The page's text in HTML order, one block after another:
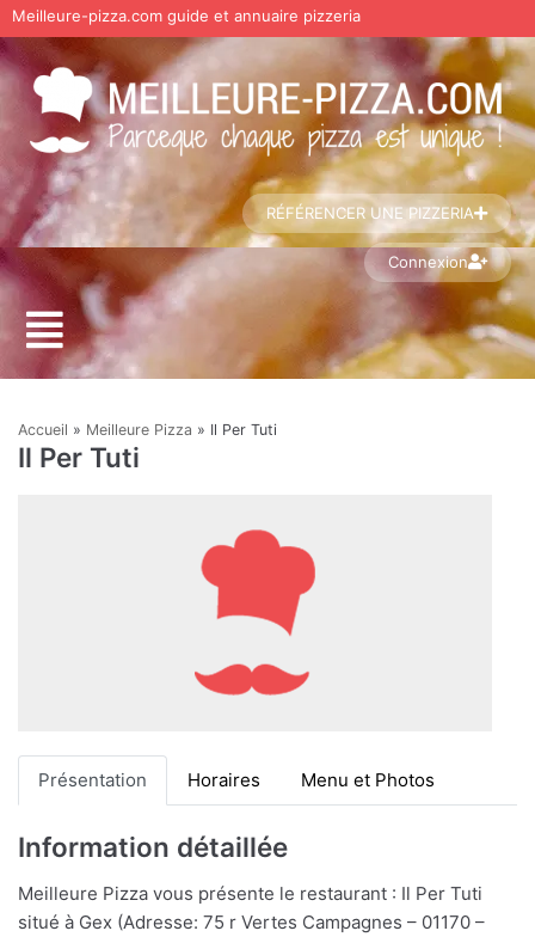
Aller
au
contenu
Meilleure-pizza.com guide et annuaire pizzeria
RÉFÉRENCER UNE PIZZERIA
Connexion
Accueil » Meilleure Pizza » Il Per Tuti
Il Per Tuti
Présentation Horaires Menu et Photos
Information détaillée
Meilleure Pizza vous présente le restaurant : Il Per Tuti
situé à Gex (Adresse: 75 r Vertes Campagnes – 01170 –